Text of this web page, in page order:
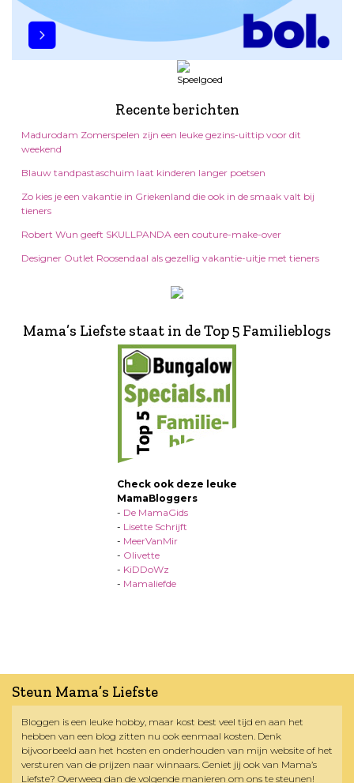
Recente berichten
Madurodam Zomerspelen zijn een leuke gezins-uittip voor dit
weekend
Blauw tandpastaschuim laat kinderen langer poetsen
Zo kies je een vakantie in Griekenland die ook in de smaak valt bij
tieners
Robert Wun geeft SKULLPANDA een couture-make-over
Designer Outlet Roosendaal als gezellig vakantie-uitje met tieners
Mama’s Liefste staat in de Top 5 Familieblogs
Check ook deze leuke
MamaBloggers
- De MamaGids
- Lisette Schrijft
- MeerVanMir
- Olivette
- KiDDoWz
- Mamaliefde
Steun Mama’s Liefste
Bloggen is een leuke hobby, maar kost best veel tijd en aan het
hebben van een blog zitten nu ook eenmaal kosten. Denk
bijvoorbeeld aan het hosten en onderhouden van mijn website of het
versturen van de prijzen naar winnaars. Geniet jij ook van Mama’s
Liefste? Overweeg dan de volgende manieren om ons te steunen!